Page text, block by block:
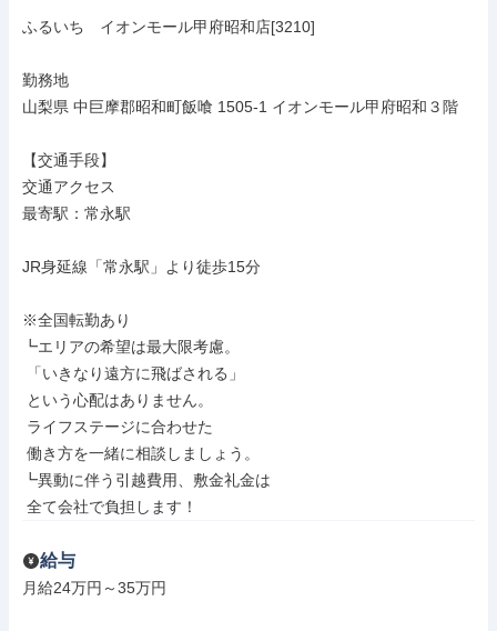
ふるいち　イオンモール甲府昭和店[3210]
勤務地
山梨県 中巨摩郡昭和町飯喰 1505-1 イオンモール甲府昭和３階
【交通手段】
交通アクセス
最寄駅：常永駅
JR身延線「常永駅」より徒歩15分
※全国転勤あり
┗エリアの希望は最大限考慮。
┗異動に伴う引越費用、敷金礼金は
全て会社で負担します！
給与
月給24万円～35万円